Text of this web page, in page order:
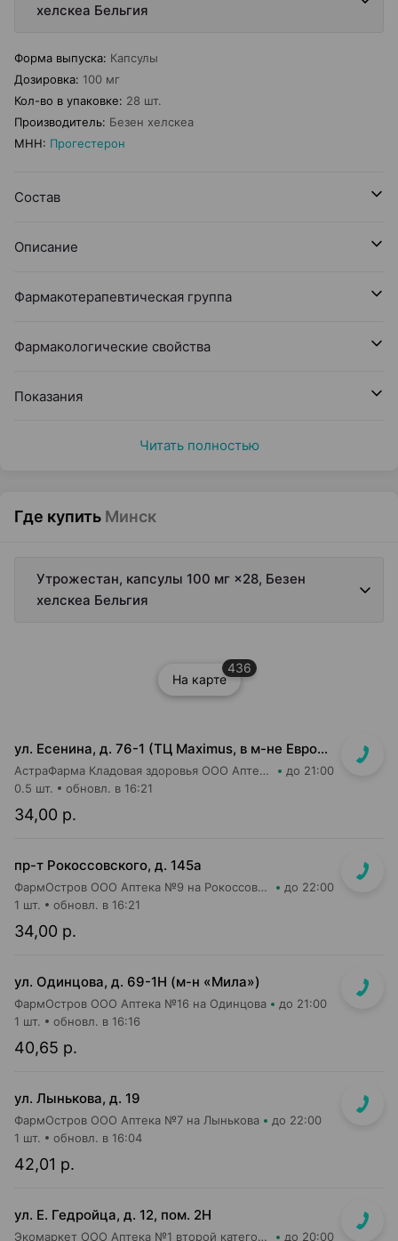
хелскеа Бельгия
Форма выпуска: Капсулы
Дозировка: 100 мг
Кол-во в упаковке: 28 шт.
Производитель: Безен хелскеа
МНН: Прогестерон
Состав
Описание
Фармакотерапевтическая группа
Фармакологические свойства
Показания
Читать полностью
Где купить Минск
Утрожестан, капсулы 100 мг ×28, Безен
хелскеа Бельгия
На карте
436
ул. Есенина, д. 76-1 (ТЦ Maximus, в м-не Евроопт Super)
АстраФарма Кладовая здоровья ООО Аптека №9 до 21:00
34,00 р.
0.5 шт. обновл. в 16:21
пр-т Рокоссовского, д. 145а
ФармОстров ООО Аптека №9 на Рокоссовского до 22:00
34,00 р.
1 шт. обновл. в 16:21
ул. Одинцова, д. 69-1Н (м-н «Мила»)
ФармОстров ООО Аптека №16 на Одинцова до 21:00
40,65 р.
1 шт. обновл. в 16:16
ул. Лынькова, д. 19
ФармОстров ООО Аптека №7 на Лынькова до 22:00
42,01 р.
1 шт. обновл. в 16:04
ул. Е. Гедройца, д. 12, пом. 2Н
Экомаркет ООО Аптека №1 второй категории до 20:00